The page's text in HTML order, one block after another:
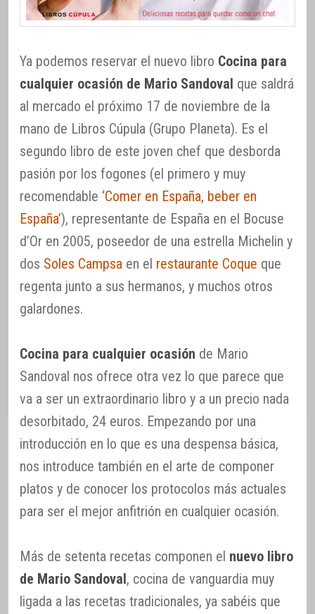
Ya podemos reservar el nuevo libro Cocina para
cualquier ocasión de Mario Sandoval que saldrá
al mercado el próximo 17 de noviembre de la
mano de Libros Cúpula (Grupo Planeta). Es el
segundo libro de este joven chef que desborda
pasión por los fogones (el primero y muy
recomendable ‘Comer en España, beber en
España’), representante de España en el Bocuse
d’Or en 2005, poseedor de una estrella Michelin y
dos Soles Campsa en el restaurante Coque que
regenta junto a sus hermanos, y muchos otros
galardones.
Cocina para cualquier ocasión de Mario
Sandoval nos ofrece otra vez lo que parece que
va a ser un extraordinario libro y a un precio nada
desorbitado, 24 euros. Empezando por una
introducción en lo que es una despensa básica,
nos introduce también en el arte de componer
platos y de conocer los protocolos más actuales
para ser el mejor anfitrión en cualquier ocasión.
Más de setenta recetas componen el nuevo libro
de Mario Sandoval, cocina de vanguardia muy
ligada a las recetas tradicionales, ya sabéis que